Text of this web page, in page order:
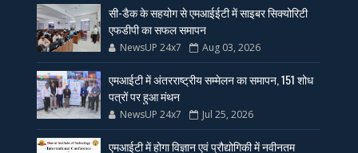
सी-डैक के सहयोग से एमआईईटी में साइबर सिक्योरिटी
एफडीपी का सफल समापन
NewsUP 24x7 Aug 03, 2026
एमआईटी में अंतरराष्ट्रीय सम्मेलन का समापन, 151 शोध
पत्रों पर हुआ मंथन
NewsUP 24x7 Jul 25, 2026
एमआईटी में होगा विज्ञान एवं प्रौद्योगिकी में नवीनतम